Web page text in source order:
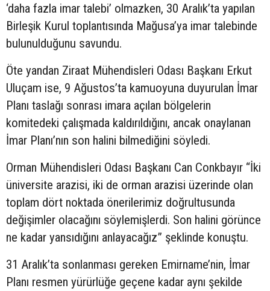
‘daha fazla imar talebi’ olmazken, 30 Aralık’ta yapılan
Birleşik Kurul toplantısında Mağusa’ya imar talebinde
bulunulduğunu savundu.
Öte yandan Ziraat Mühendisleri Odası Başkanı Erkut
Uluçam ise, 9 Ağustos’ta kamuoyuna duyurulan İmar
Planı taslağı sonrası imara açılan bölgelerin
komitedeki çalışmada kaldırıldığını, ancak onaylanan
İmar Planı’nın son halini bilmediğini söyledi.
Orman Mühendisleri Odası Başkanı Can Conkbayır “İki
üniversite arazisi, iki de orman arazisi üzerinde olan
toplam dört noktada önerilerimiz doğrultusunda
değişimler olacağını söylemişlerdi. Son halini görünce
ne kadar yansıdığını anlayacağız” şeklinde konuştu.
31 Aralık’ta sonlanması gereken Emirname’nin, İmar
Planı resmen yürürlüğe geçene kadar aynı şekilde